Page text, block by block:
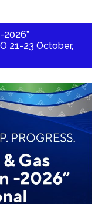
2026”
21-23 October,